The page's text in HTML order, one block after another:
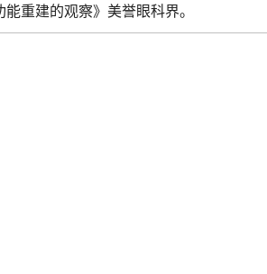
重建的观察》美誉眼科界。